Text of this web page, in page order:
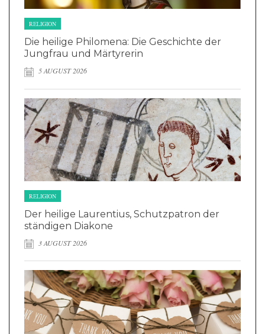
RELIGION
Die heilige Philomena: Die Geschichte der
Jungfrau und Märtyrerin
5 AUGUST 2026
RELIGION
Der heilige Laurentius, Schutzpatron der
ständigen Diakone
3 AUGUST 2026